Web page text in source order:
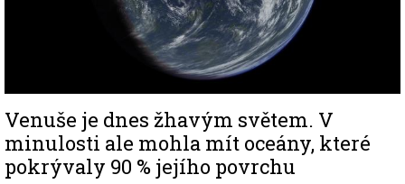
Venuše je dnes žhavým světem. V
minulosti ale mohla mít oceány, které
pokrývaly 90 % jejího povrchu